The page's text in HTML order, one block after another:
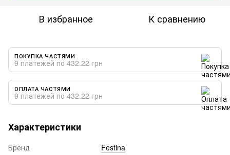
В избранное К сравнению
ПОКУПКА ЧАСТЯМИ
9 платежей по 432.22 грн
ОПЛАТА ЧАСТЯМИ
9 платежей по 432.22 грн
Характеристики
Бренд
Festina